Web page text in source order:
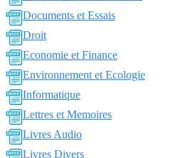
Documents et Essais
Droit
Economie et Finance
Environnement et Ecologie
Informatique
Lettres et Memoires
Livres Audio
Livres Divers